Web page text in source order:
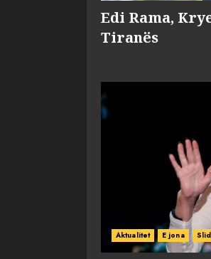
Edi Rama,
Tiranës
Aktualitet E jona